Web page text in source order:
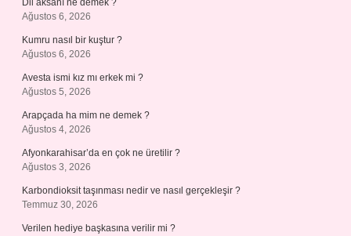
Dil aksanı ne demek ?
Ağustos 6, 2026
Kumru nasıl bir kuştur ?
Ağustos 6, 2026
Avesta ismi kız mı erkek mi ?
Ağustos 5, 2026
Arapçada ha mim ne demek ?
Ağustos 4, 2026
Afyonkarahisar’da en çok ne üretilir ?
Ağustos 3, 2026
Karbondioksit taşınması nedir ve nasıl gerçekleşir ?
Temmuz 30, 2026
Verilen hediye başkasına verilir mi ?